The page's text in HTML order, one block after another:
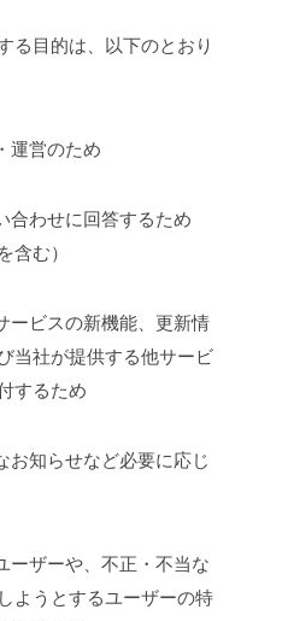
る目的は、以下のとおり
運営のため
合わせに回答するため
含む）
ービスの新機能、更新情
当社が提供する他サービ
するため
お知らせなど必要に応じ
ーザーや、不正・不当な
ようとするユーザーの特